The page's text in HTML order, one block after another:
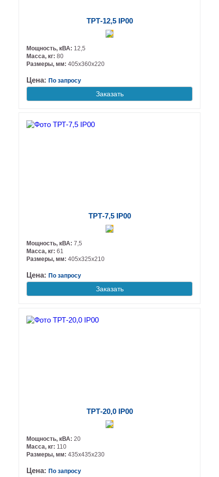
ТРТ-12,5 IP00
Мощность, кВА: 12,5
Масса, кг: 80
Размеры, мм: 405х360х220
Цена: По запросу
Заказать
ТРТ-7,5 IP00
Мощность, кВА: 7,5
Масса, кг: 61
Размеры, мм: 405х325х210
Цена: По запросу
Заказать
ТРТ-20,0 IP00
Мощность, кВА: 20
Масса, кг: 110
Размеры, мм: 435х435х230
Цена: По запросу